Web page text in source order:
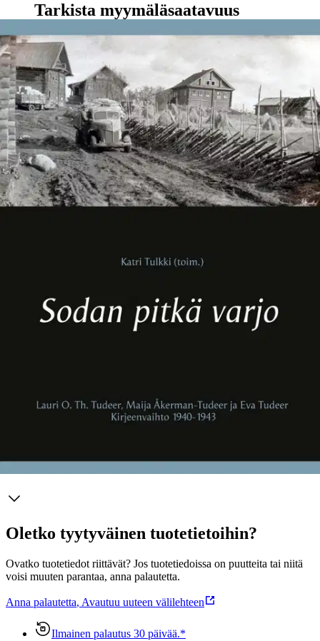
Tarkista myymäläsaatavuus
Ei saatavilla
Tuotekuvaus
Kun kirjeenvaihto alkaa, eletään toukokuun loppua 1940.
Talvisodasta on kaksi kuukautta ja suursota Euroopassa laajenee.
vuotias musiikinopiskelija, jonka opinnot talvisota on keskeyttänyt.
elämänkumppaninsa. Lauri O. Th. Tudeerin ja Maija Åkerman-
Tudeerin kirjeet tyttärelle heijastavat niiden suomalaisten
sivistyneistöpiirien tuntoja, jotka suhtautuvat kriittisesti
tuotekuvausta
Ominaisuudet
Oletko tyytyväinen tuotetietoihin?
Ovatko tuotetiedot riittävät? Jos tuotetiedoissa on puutteita tai niitä
voisi muuten parantaa, anna palautetta.
Anna palautetta, Avautuu uuteen välilehteen
Ilmainen palautus 30 päivää.*